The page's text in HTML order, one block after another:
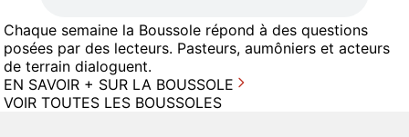
Chaque semaine la Boussole répond à des questions
posées par des lecteurs. Pasteurs, aumôniers et acteurs
de terrain dialoguent.
EN SAVOIR + SUR LA BOUSSOLE
VOIR TOUTES LES BOUSSOLES